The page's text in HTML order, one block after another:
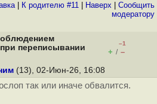
| К родителю #11 Наверх
Cообщить
модератору
переписывании
–1
+ / –
(13), 02-Июн-26, 16:08
так или иначе обвалится.